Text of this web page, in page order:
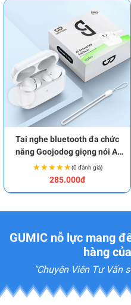
Tai nghe bluetooth đa chức
năng Goojodog giọng nói AI
BA1934
★★★★★
★★★★★(0 đánh giá)
285.000đ
GUMIC nỗ lực mang
hàng
"Chuyên Viên Tư Vấn